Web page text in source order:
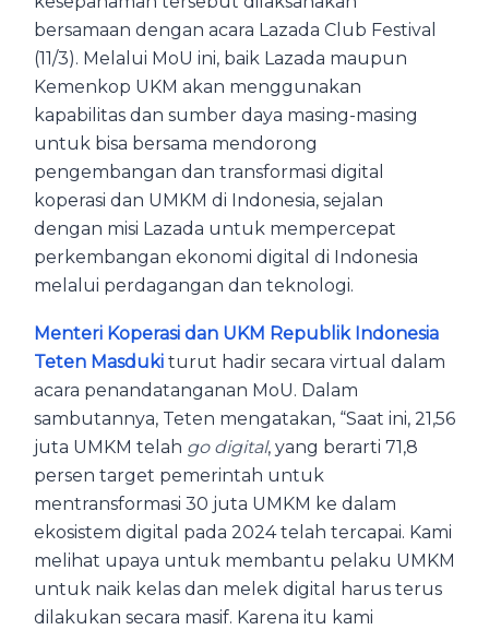
bersamaan dengan acara Lazada Club Festival
(11/3). Melalui MoU ini, baik Lazada maupun
Kemenkop UKM akan menggunakan
kapabilitas dan sumber daya masing-masing
untuk bisa bersama mendorong
pengembangan dan transformasi digital
koperasi dan UMKM di Indonesia, sejalan
dengan misi Lazada untuk mempercepat
perkembangan ekonomi digital di Indonesia
melalui perdagangan dan teknologi.
Menteri Koperasi dan UKM Republik Indonesia
Teten Masduki turut hadir secara virtual dalam
acara penandatanganan MoU. Dalam
sambutannya, Teten mengatakan, “Saat ini, 21,56
juta UMKM telah go digital, yang berarti 71,8
persen target pemerintah untuk
mentransformasi 30 juta UMKM ke dalam
ekosistem digital pada 2024 telah tercapai. Kami
melihat upaya untuk membantu pelaku UMKM
untuk naik kelas dan melek digital harus terus
dilakukan secara masif. Karena itu kami